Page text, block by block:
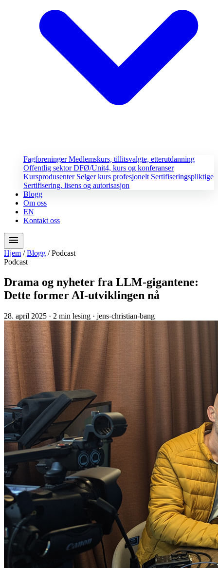
FagforeningerMedlemskurs, tillitsvalgte, etterutdanning
Offentlig sektorDFØ/Unit4, kurs og konferanser
Kursprodusenter Selger kurs profesjonelt Sertifiseringspliktige
Sertifisering, lisens og autorisasjon
Blogg
Om oss
EN
Kontakt oss
menu
Hjem / Blogg / Podcast
Podcast
Drama og nyheter fra LLM-gigantene:
Dette former AI-utviklingen nå
28. april 2025 · 2 min lesing · jens-christian-bang